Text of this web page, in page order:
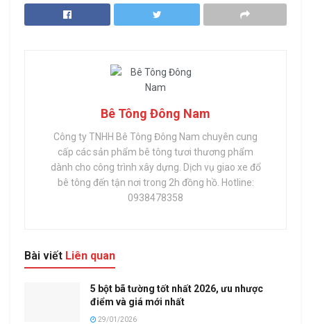
Bê Tông Đông Nam
Công ty TNHH Bê Tông Đông Nam chuyên cung
cấp các sản phẩm bê tông tươi thương phẩm
dành cho công trình xây dựng. Dịch vụ giao xe đổ
bê tông đến tận nơi trong 2h đồng hồ. Hotline:
0938478358
Bài viết Liên quan
5 bột bã tường tốt nhất 2026, ưu nhược
điểm và giá mới nhất
29/01/2026